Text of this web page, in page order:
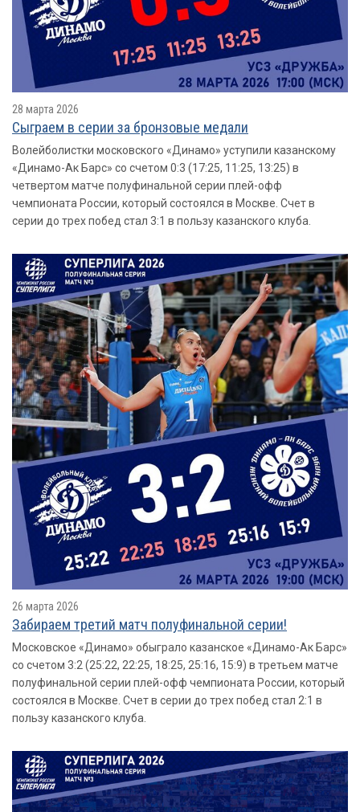
28 марта 2026
Сыграем в серии за бронзовые медали
Волейболистки московского «Динамо» уступили казанскому
«Динамо-Ак Барс» со счетом 0:3 (17:25, 11:25, 13:25) в
четвертом матче полуфинальной серии плей-офф
чемпионата России, который состоялся в Москве. Счет в
серии до трех побед стал 3:1 в пользу казанского клуба.
26 марта 2026
Забираем третий матч полуфинальной серии!
Московское «Динамо» обыграло казанское «Динамо-Ак Барс»
со счетом 3:2 (25:22, 22:25, 18:25, 25:16, 15:9) в третьем матче
полуфинальной серии плей-офф чемпионата России, который
состоялся в Москве. Счет в серии до трех побед стал 2:1 в
пользу казанского клуба.